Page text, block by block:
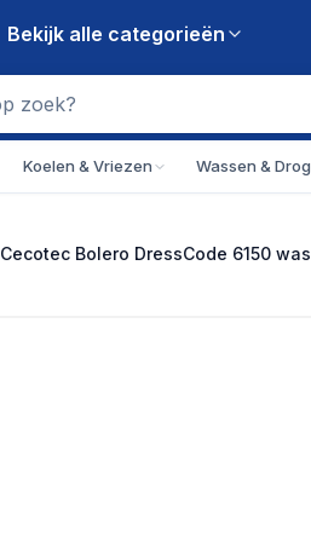
Bekijk alle categorieën
Koelen & Vriezen Wassen &
Cecotec Bolero DressCode 6150